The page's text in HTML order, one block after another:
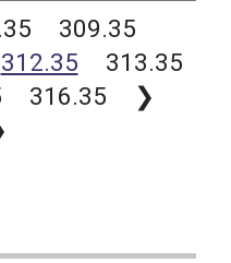
309.35
312.35
313.35
316.35
❯